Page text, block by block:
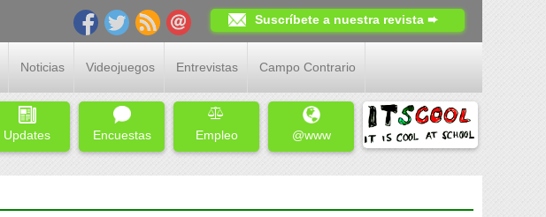
Suscríbete a nuestra revista ➨
Noticias Videojuegos Entrevistas Campo Contrario
Updates Encuestas Empleo @www